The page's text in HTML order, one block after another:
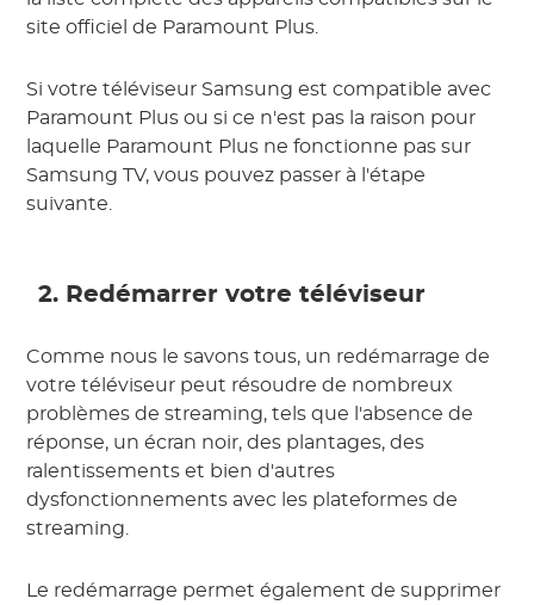
site officiel de Paramount Plus.
Si votre téléviseur Samsung est compatible avec
Paramount Plus ou si ce n'est pas la raison pour
laquelle Paramount Plus ne fonctionne pas sur
Samsung TV, vous pouvez passer à l'étape
suivante.
2. Redémarrer votre téléviseur
Comme nous le savons tous, un redémarrage de
votre téléviseur peut résoudre de nombreux
problèmes de streaming, tels que l'absence de
réponse, un écran noir, des plantages, des
ralentissements et bien d'autres
dysfonctionnements avec les plateformes de
streaming.
Le redémarrage permet également de supprimer